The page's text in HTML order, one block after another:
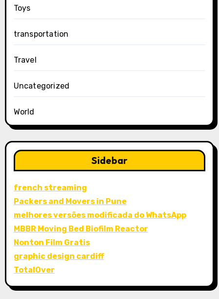
Toys
transportation
Travel
Uncategorized
World
Sidebar
french streaming
Packers and Movers in Pune
melhores versões modificada do WhatsApp
MBBR Moving Bed Biofilm Reactor
Nonton Film Gratis
graphic design cardiff
TotalOver